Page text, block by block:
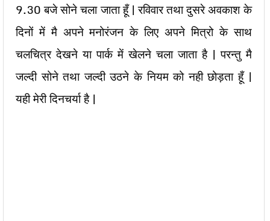
9.30 बजे सोने चला जाता हूँ | रविवार तथा दुसरे अवकाश के
दिनों में मै अपने मनोरंजन के लिए अपने मित्रो के साथ
चलचित्र देखने या पार्क में खेलने चला जाता है | परन्तु मै
जल्दी सोने तथा जल्दी उठने के नियम को नही छोड़ता हूँ |
यही मेरी दिनचर्या है |